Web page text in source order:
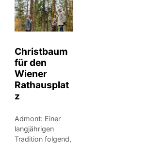
Christbaum
für den
Wiener
Rathausplat
z
Admont: Einer
langjährigen
Tradition folgend,